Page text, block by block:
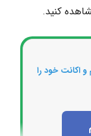
کنید.
اکانت خود را